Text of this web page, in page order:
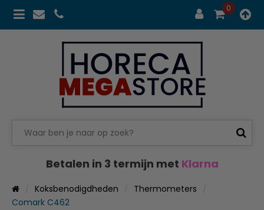
0
Betalen in 3 termijn met Klarna
Koksbenodigdheden
Thermometers
Comark C462